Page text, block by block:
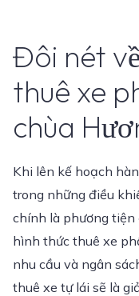
Đôi nét
thuê xe
chùa
Khi lên kế hoạch
trong những điều
chính là phương tiện
hình thức thuê xe
nhu cầu và ngân
thuê xe tự lái sẽ là